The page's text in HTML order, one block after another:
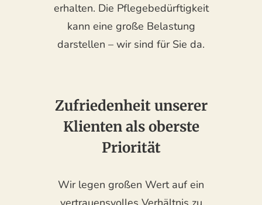
erhalten. Die Pflegebedürftigkeit
kann eine große Belastung
darstellen – wir sind für Sie da.
Zufriedenheit unserer
Klienten als oberste
Priorität
Wir legen großen Wert auf ein